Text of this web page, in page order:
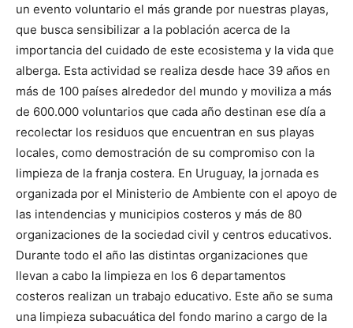
un evento voluntario el más grande por nuestras playas,
que busca sensibilizar a la población acerca de la
importancia del cuidado de este ecosistema y la vida que
alberga. Esta actividad se realiza desde hace 39 años en
más de 100 países alrededor del mundo y moviliza a más
de 600.000 voluntarios que cada año destinan ese día a
recolectar los residuos que encuentran en sus playas
locales, como demostración de su compromiso con la
limpieza de la franja costera. En Uruguay, la jornada es
organizada por el Ministerio de Ambiente con el apoyo de
las intendencias y municipios costeros y más de 80
organizaciones de la sociedad civil y centros educativos.
Durante todo el año las distintas organizaciones que
llevan a cabo la limpieza en los 6 departamentos
costeros realizan un trabajo educativo. Este año se suma
una limpieza subacuática del fondo marino a cargo de la